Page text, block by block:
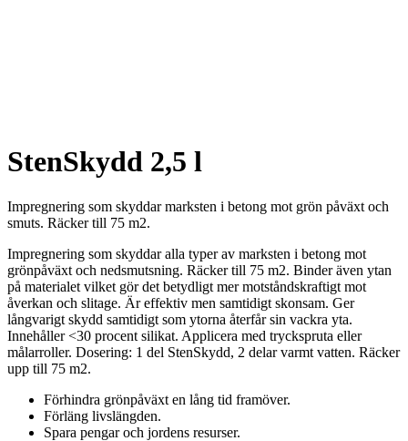
StenSkydd 2,5 l
Impregnering som skyddar marksten i betong mot grön påväxt och
smuts. Räcker till 75 m2.
Impregnering som skyddar alla typer av marksten i betong mot
grönpåväxt och nedsmutsning. Räcker till 75 m2. Binder även ytan
på materialet vilket gör det betydligt mer motståndskraftigt mot
åverkan och slitage. Är effektiv men samtidigt skonsam. Ger
långvarigt skydd samtidigt som ytorna återfår sin vackra yta.
Innehåller <30 procent silikat. Applicera med tryckspruta eller
målarroller. Dosering: 1 del StenSkydd, 2 delar varmt vatten. Räcker
upp till 75 m2.
Förhindra grönpåväxt en lång tid framöver.
Förläng livslängden.
Spara pengar och jordens resurser.